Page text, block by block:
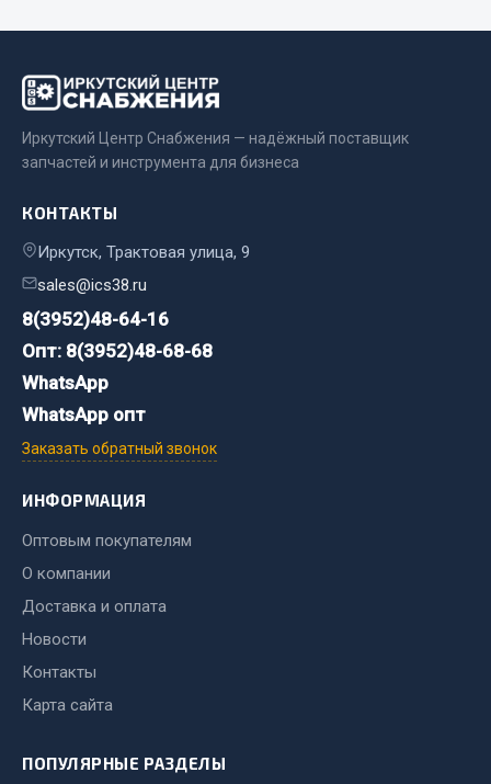
Двигатель
Электрооборудование
Показать ещё
Весь раздел
Запчасти Урал
Мост задний
Система питания
Система выпуска газа
Система охлаждения
Тормозная система
Весь раздел
Запчасти ЯМЗ
Система питания
Иркутский Центр Снабжения — надёжный поставщик
запчастей и инструмента для бизнеса
КОНТАКТЫ
Иркутск, Трактовая улица, 9
sales@ics38.ru
8(3952)48-64-16
Опт: 8(3952)48-68-68
WhatsApp
WhatsApp опт
Заказать обратный звонок
ИНФОРМАЦИЯ
Оптовым покупателям
О компании
Доставка и оплата
Новости
Контакты
Карта сайта
ПОПУЛЯРНЫЕ РАЗДЕЛЫ